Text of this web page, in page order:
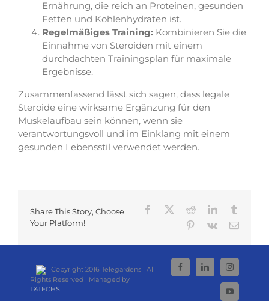
Ernährung, die reich an Proteinen, gesunden
Fetten und Kohlenhydraten ist.
Regelmäßiges Training: Kombinieren Sie die
Einnahme von Steroiden mit einem
durchdachten Trainingsplan für maximale
Ergebnisse.
Zusammenfassend lässt sich sagen, dass legale
Steroide eine wirksame Ergänzung für den
Muskelaufbau sein können, wenn sie
verantwortungsvoll und im Einklang mit einem
gesunden Lebensstil verwendet werden.
Share This Story, Choose
Your Platform!
Facebook RedditLinkedIn
Pinterest
Vk Email
Copyright 2016 Telegardens | All
Rights Reserved | Managed by
T&TECHS
FacebookLinkedInInstagram
YouTube